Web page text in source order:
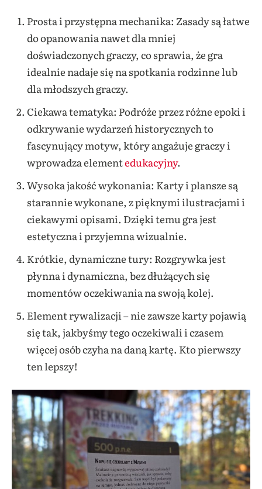
Prosta i przystępna mechanika: Zasady są łatwe
do opanowania nawet dla mniej
doświadczonych graczy, co sprawia, że gra
idealnie nadaje się na spotkania rodzinne lub
dla młodszych graczy.
Ciekawa tematyka: Podróże przez różne epoki i
odkrywanie wydarzeń historycznych to
fascynujący motyw, który angażuje graczy i
wprowadza elementedukacyjny.
Wysoka jakość wykonania: Karty i plansze są
starannie wykonane, z pięknymi ilustracjami i
ciekawymi opisami. Dzięki temu gra jest
estetyczna i przyjemna wizualnie.
Krótkie, dynamiczne tury: Rozgrywka jest
płynna i dynamiczna, bez dłużących się
momentów oczekiwania na swoją kolej.
Element rywalizacji – nie zawsze karty pojawią
się tak, jakbyśmy tego oczekiwali i czasem
więcej osób czyha na daną kartę. Kto pierwszy
ten lepszy!